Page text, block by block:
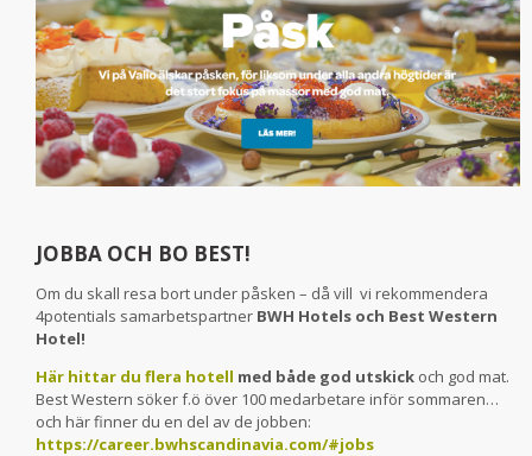
JOBBA OCH BO BEST!
Om du skall resa bort under påsken – då vill vi rekommendera
4potentials samarbetspartner BWH Hotels och Best Western
Hotel!
Här hittar du flera hotell med både god utskick och god mat.
Best Western söker f.ö över 100 medarbetare inför sommaren…
och här finner du en del av de jobben:
https://career.bwhscandinavia.com/#jobs